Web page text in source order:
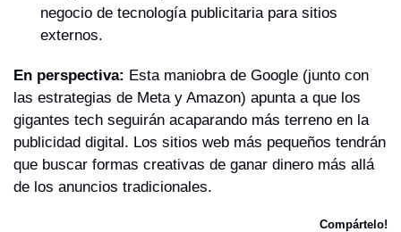
negocio de tecnología publicitaria para sitios
externos.
En perspectiva: Esta maniobra de Google (junto con
las estrategias de Meta y Amazon) apunta a que los
gigantes tech seguirán acaparando más terreno en la
publicidad digital. Los sitios web más pequeños tendrán
que buscar formas creativas de ganar dinero más allá
de los anuncios tradicionales.
Compártelo!